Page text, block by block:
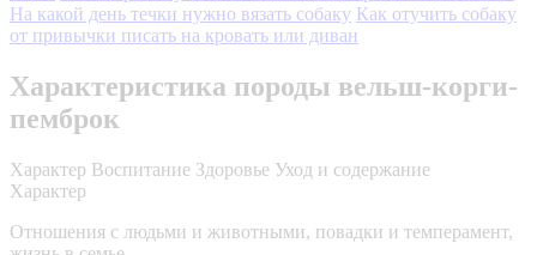
На какой день течки нужно вязать собаку Как отучить собаку
от привычки писать на кровать или диван
Характеристика породы вельш-корги-
пемброк
Характер Воспитание Здоровье Уход и содержание
Характер
Отношения с людьми и животными, повадки и темперамент,